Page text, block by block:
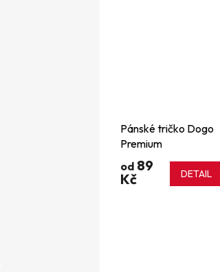
Pánské tričko Dogo
Premium
od 89
Kč
DETAIL